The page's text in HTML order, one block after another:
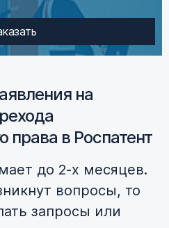
на
права в Роспатент
до 2-х месяцев.
вопросы, то
запросы или